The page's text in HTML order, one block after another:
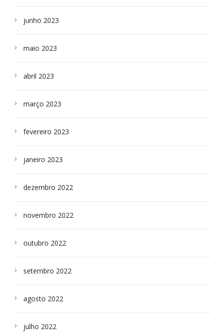
junho 2023
maio 2023
abril 2023
março 2023
fevereiro 2023
janeiro 2023
dezembro 2022
novembro 2022
outubro 2022
setembro 2022
agosto 2022
julho 2022